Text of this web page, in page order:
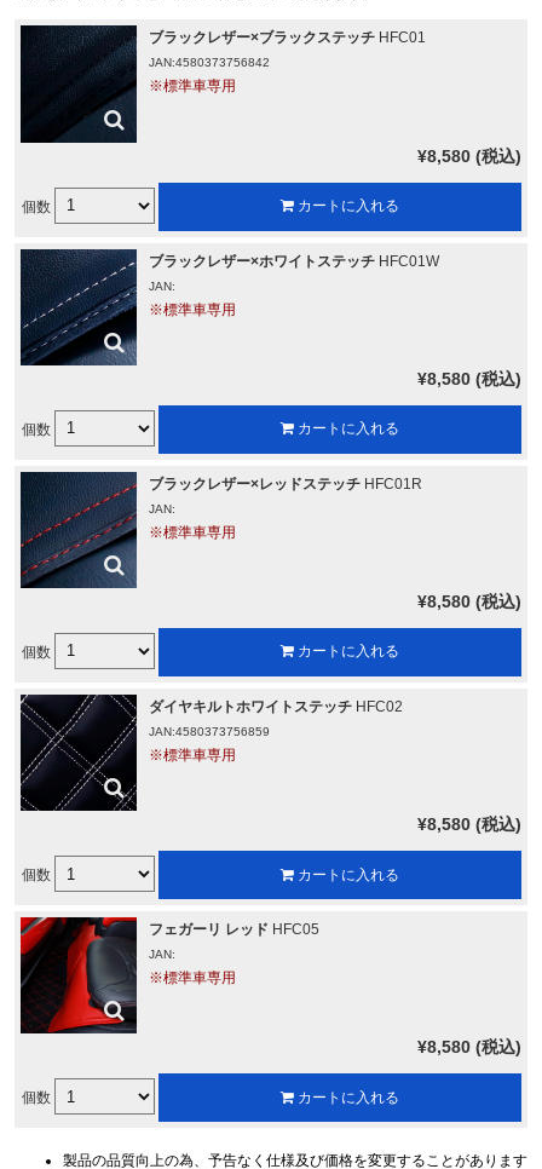
ブラックレザー×ブラックステッチHFC01
JAN:4580373756842
※標準車専用
¥8,580 (税込)
個数 カートに入れる
ブラックレザー×ホワイトステッチHFC01W
JAN:
※標準車専用
¥8,580 (税込)
個数 カートに入れる
ブラックレザー×レッドステッチHFC01R
JAN:
※標準車専用
¥8,580 (税込)
個数 カートに入れる
ダイヤキルトホワイトステッチHFC02
JAN:4580373756859
※標準車専用
¥8,580 (税込)
個数 カートに入れる
フェガーリ レッド HFC05
JAN:
※標準車専用
¥8,580 (税込)
個数 カートに入れる
製品の品質向上の為、予告なく仕様及び価格を変更することがあります